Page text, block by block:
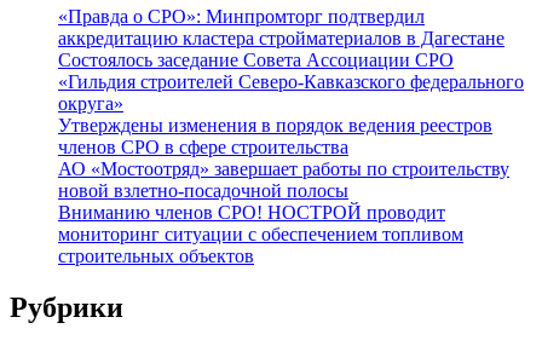
«Правда о СРО»: Минпромторг подтвердил
аккредитацию кластера стройматериалов в Дагестане
Состоялось заседание Совета Ассоциации СРО
«Гильдия строителей Северо-Кавказского федерального
округа»
Утверждены изменения в порядок ведения реестров
членов СРО в сфере строительства
АО «Мостоотряд» завершает работы по строительству
новой взлетно-посадочной полосы
Вниманию членов СРО! НОСТРОЙ проводит
мониторинг ситуации с обеспечением топливом
строительных объектов
Рубрики